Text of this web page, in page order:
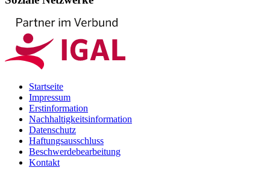
Startseite
Impressum
Erstinformation
Nachhaltigkeitsinformation
Datenschutz
Haftungsausschluss
Beschwerdebearbeitung
Kontakt